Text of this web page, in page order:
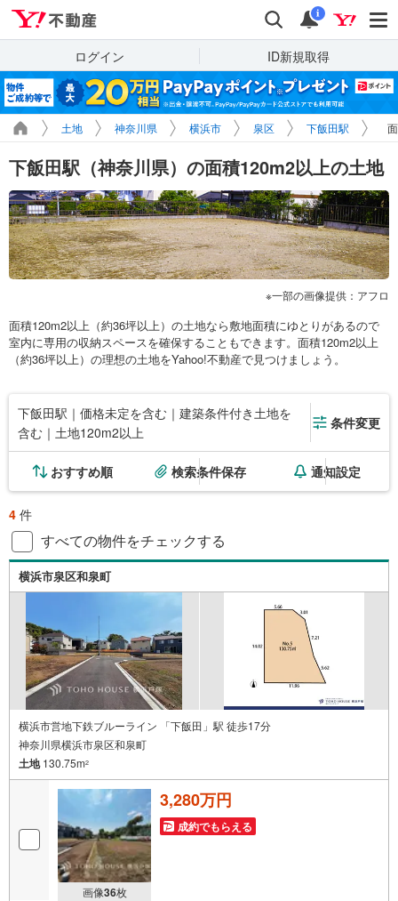
検索 通知
i
ログイン ID新規取得
土地 神奈川県 横浜市 泉区 下飯田駅
下飯田駅（神奈川県）の面積120m2以上の土地
一部の画像提供：アフロ
面積120m2以上（約36坪以上）の土地なら敷地面積にゆとりがあるので
室内に専用の収納スペースを確保することもできます。面積120m2以上
（約36坪以上）の理想の土地をYahoo!不動産で見つけましょう。
下飯田駅｜価格未定を含む｜建築条件付き土地を
含む｜土地120m2以上
条件変更
おすすめ順 検索条件保存 通知設定
4 件
すべての物件をチェックする
横浜市泉区和泉町
横浜市営地下鉄ブルーライン 「下飯田」駅 徒歩17分
神奈川県横浜市泉区和泉町
土地130.75m2
画像36枚
3,280万円
成約でもらえる